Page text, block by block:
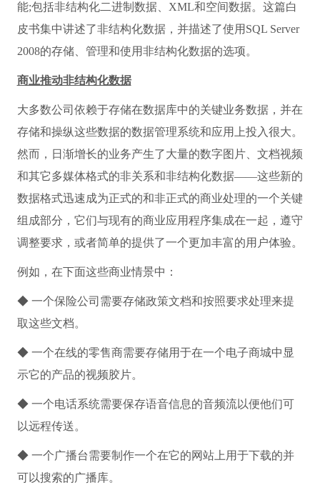
能;包括非结构化二进制数据、XML和空间数据。这篇白
皮书集中讲述了非结构化数据，并描述了使用SQL Server
2008的存储、管理和使用非结构化数据的选项。
商业推动非结构化数据
大多数公司依赖于存储在数据库中的关键业务数据，并在
存储和操纵这些数据的数据管理系统和应用上投入很大。
然而，日渐增长的业务产生了大量的数字图片、文档视频
和其它多媒体格式的非关系和非结构化数据——这些新的
数据格式迅速成为正式的和非正式的商业处理的一个关键
组成部分，它们与现有的商业应用程序集成在一起，遵守
调整要求，或者简单的提供了一个更加丰富的用户体验。
例如，在下面这些商业情景中：
◆ 一个保险公司需要存储政策文档和按照要求处理来提
取这些文档。
◆ 一个在线的零售商需要存储用于在一个电子商城中显
示它的产品的视频胶片。
◆ 一个电话系统需要保存语音信息的音频流以便他们可
以远程传送。
◆ 一个广播台需要制作一个在它的网站上用于下载的并
可以搜索的广播库。